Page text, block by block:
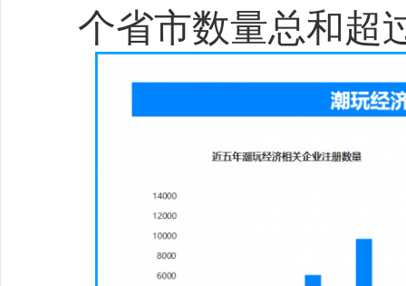
热门推荐
最高法
“考后经济”升温产业链上市公司抢抓暑 电动自